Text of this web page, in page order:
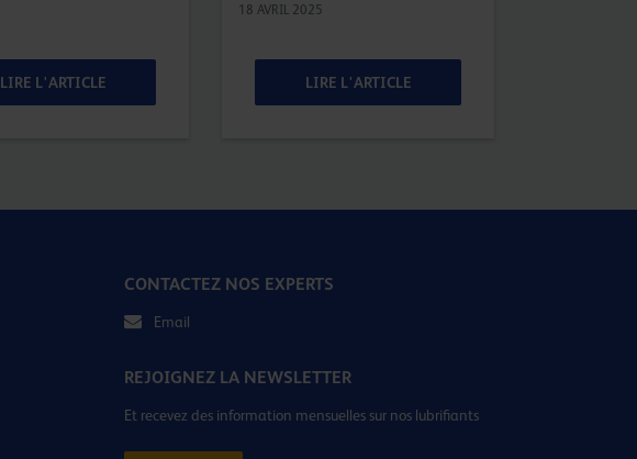
LIRE L'ARTICLE
18 AVRIL 2025
LIRE L'ARTICLE
CONTACTEZ NOS EXPERTS
Email
REJOIGNEZ LA NEWSLETTER
Et recevez des information mensuelles sur nos lubrifiants